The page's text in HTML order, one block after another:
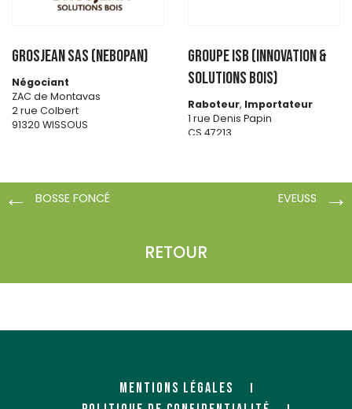
GROSJEAN SAS (NEBOPAN)
Négociant
ZAC de Montavas
2 rue Colbert
91320 WISSOUS
GROUPE ISB (INNOVATION &
SOLUTIONS BOIS)
Raboteur, Importateur
1 rue Denis Papin
CS 47213
BP 525
76600 LE HAVRE CEDEX
BOSSE FONCÉ
RETOUR
EVEUSS
MENTIONS LÉGALES